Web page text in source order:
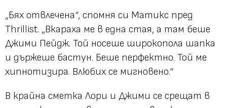
„Бях отвлечена“, спомня си Матикс пред
Thrillist. „Вкараха ме в една стая, а там беше
Джими Пейдж. Той носеше широкопола шапка
и държеше бастун. Беше перфектно. Той ме
хипнотизира. Влюбих се мигновено.“
В крайна сметка Лори и Джими се срещат в